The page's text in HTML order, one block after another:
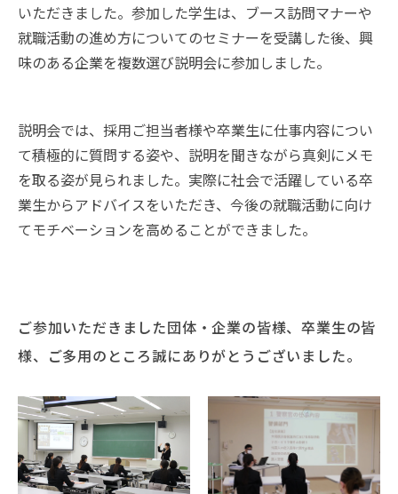
いただきました。参加した学生は、ブース訪問マナーや
就職活動の進め方についてのセミナーを受講した後、興
味のある企業を複数選び説明会に参加しました。
説明会では、採用ご担当者様や卒業生に仕事内容につい
て積極的に質問する姿や、説明を聞きながら真剣にメモ
を取る姿が見られました。実際に社会で活躍している卒
業生からアドバイスをいただき、今後の就職活動に向け
てモチベーションを高めることができました。
ご参加いただきました団体・企業の皆様、卒業生の皆
様、ご多用のところ誠にありがとうございました。